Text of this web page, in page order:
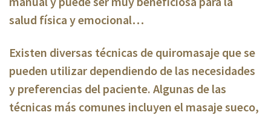
salud física y emocional…
Existen diversas técnicas de quiromasaje que se
pueden utilizar dependiendo de las necesidades
y preferencias del paciente. Algunas de las
técnicas más comunes incluyen el masaje sueco,